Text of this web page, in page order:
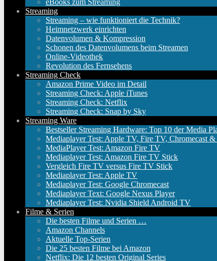
eBooks zum Streaming
Streaming
Streaming – wie funktioniert die Technik?
Heimnetzwerk einrichten
Datenvolumen & Kompression
Schonen des Datenvolumens beim Streamen
Online-Videothek
Revolution des Fernsehens
Streaming Check
Amazon Prime Video im Detail
Streaming Check: Apple iTunes
Streaming Check: Netflix
Streaming Check: Snap by Sky
Streaming Ware
Bestseller Streaming Hardware: Top 10 der Media
Mediaplayer Test: Apple TV, Fire TV, Chromecast
MediaPlayer Test: Amazon Fire TV
Mediaplayer Test: Amazon Fire TV Stick
Vergleich Fire TV versus Fire TV Stick
Mediaplayer Test: Apple TV
Mediaplayer Test: Google Chromecast
Mediaplayer Text: Google Nexus Player
Mediaplayer Test: Nvidia Shield Android TV
Filme & Serien
Die besten Filme und Serien …
Amazon Channels
Aktuelle Top-Serien
Die 25 besten Filme bei Amazon
Netflix: Die 12 besten Original Series